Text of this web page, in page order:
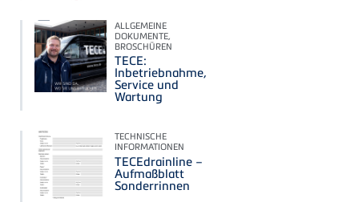
ALLGEMEINE
DOKUMENTE,
BROSCHÜREN
TECE:
Inbetriebnahme,
Service und
Wartung
TECHNISCHE
INFORMATIONEN
TECEdrainline –
Aufmaßblatt
Sonderrinnen